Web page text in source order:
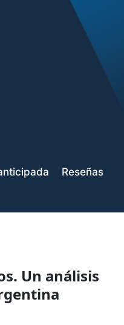
Reseñas
Un análisis